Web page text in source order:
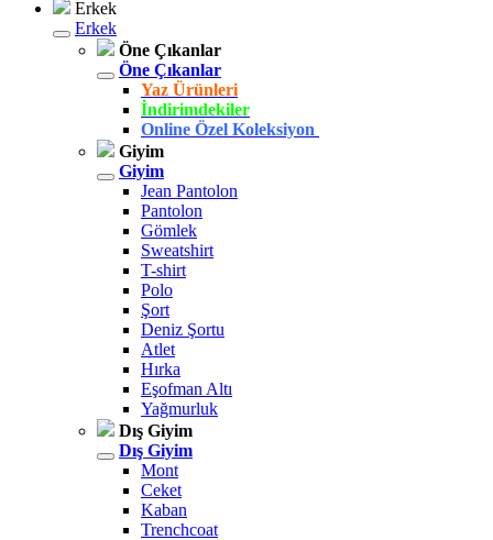
Erkek
Erkek
Öne Çıkanlar
Öne Çıkanlar
Yaz Ürünleri
İndirimdekiler
Online Özel Koleksiyon
Giyim
Giyim
Jean Pantolon
Pantolon
Gömlek
Sweatshirt
T-shirt
Polo
Şort
Deniz Şortu
Atlet
Hırka
Eşofman Altı
Yağmurluk
Dış Giyim
Dış Giyim
Mont
Ceket
Kaban
Trenchcoat